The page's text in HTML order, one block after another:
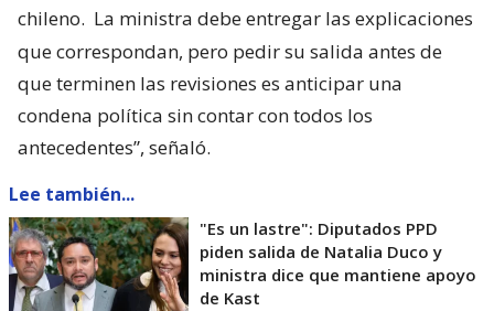
chileno. La ministra debe entregar las explicaciones
que correspondan, pero pedir su salida antes de
que terminen las revisiones es anticipar una
condena política sin contar con todos los
antecedentes”, señaló.
Lee también...
"Es un lastre": Diputados PPD
piden salida de Natalia Duco y
ministra dice que mantiene apoyo
de Kast